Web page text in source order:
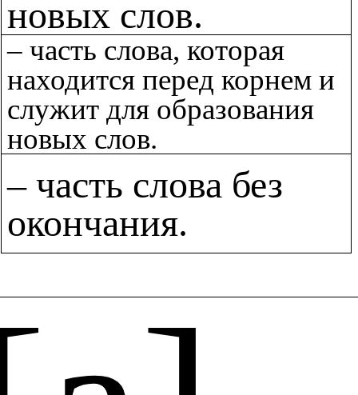
новых слов.
– часть слова, которая
находится перед корнем и
служит для образования
новых слов.
– часть слова без
окончания.